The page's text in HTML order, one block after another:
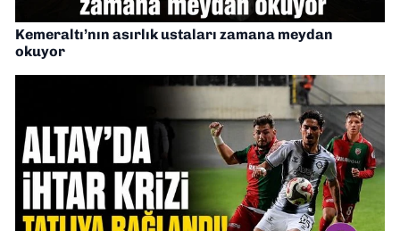
Kemeraltı’nın asırlık ustaları zamana meydan
okuyor